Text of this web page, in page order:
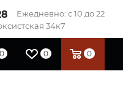
Ежедневно: с 10 до 22
34к7
0 0 0